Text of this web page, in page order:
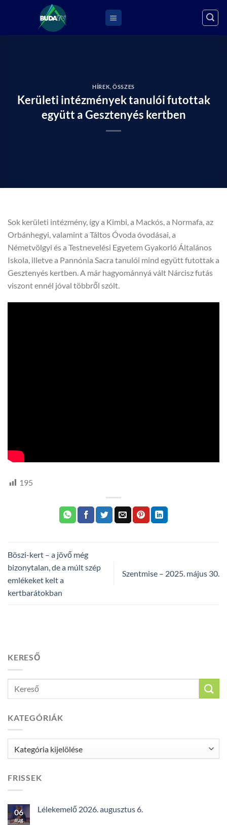
HÍREK ,ÖSSZES
Kerületi intézmények tanulói futottak
együtt a Gesztenyés kertben
Sok kerületi intézmény, így a Kimbi, a Mackós, a Normafa, az
Orbánhegyi, valamint a Táltos Óvoda óvodásai, a
Németvölgyi és a Testnevelési Egyetem Gyakorló Általános
Iskola, illetve a Pannónia Sacra tanulói mind együtt futottak a
Gesztenyés kertben. A már hagyománnyá vált Nárcisz futás
viszont ennél jóval többről szólt.
195
Böszi-kert – a jövő még
bizonytalan, de a múlt szép
emlékeket kelt a
kertbarátokban
Szentmise – 2025. május 30.
KERESŐ
KATEGÓRIÁK
FRISSEK
06
aug
Lélekemelő 2026. augusztus 6.